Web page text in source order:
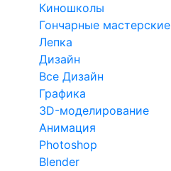
Киношколы
Гончарные мастерские
Лепка
Дизайн
Все Дизайн
Графика
3D-моделирование
Анимация
Photoshop
Blender